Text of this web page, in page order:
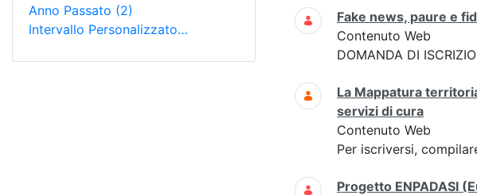
Anno Passato (2)
Intervallo Personalizzato…
Fake news, paure e
Contenuto Web
DOMANDA DI
La Mappatura
servizi di cura
Contenuto Web
Per iscriversi,
Progetto ENPADASI